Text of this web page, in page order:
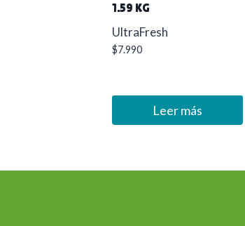
1.59 KG
UltraFresh
$7.990
Leer más